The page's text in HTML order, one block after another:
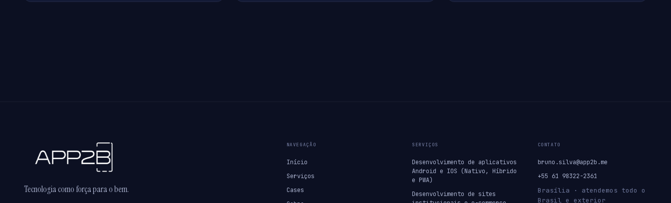
Tecnologia como força para o bem.
NAVEGAÇÃO
Início
Serviços
Cases
SERVIÇOS
Desenvolvimento de aplicativos
Android e IOS (Nativo, Híbrido
e PWA)
Desenvolvimento de sites
CONTATO
bruno.silva@app2b.me
+55 61 98322-2361
Brasília · atendemos todo o
Brasil e exterior